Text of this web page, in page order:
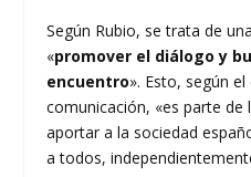
Según Rubio, se trata de
«promover el diálogo y
encuentro». Esto, según
comunicación, «es parte de
aportar a la sociedad
a todos,